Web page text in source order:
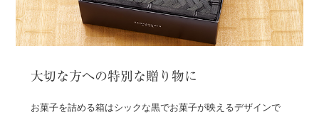
大切な方への特別な贈り物に
お菓子を詰める箱はシックな黒でお菓子が映えるデザインで